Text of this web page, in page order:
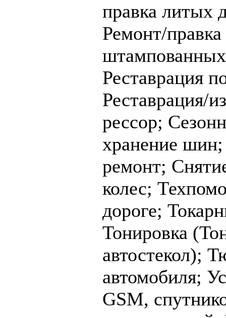
правка литых
Ремонт/правка
Реставрация
Реставрация/
рессор;
хранение
ремонт;
колес;
дороге;
Тонировка
автостекол);
автомобиля;
GSM,